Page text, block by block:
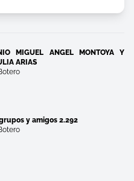
MIGUEL ANGEL MONTOYA Y
ARIAS
y amigos 2.292